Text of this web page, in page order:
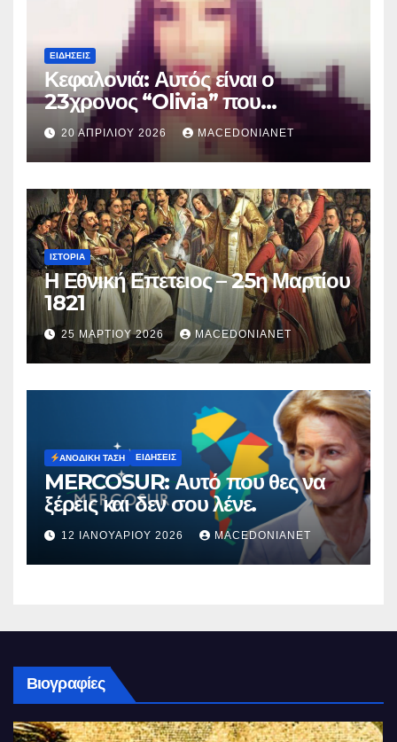
ΕΙΔΉΣΕΙΣ
Κεφαλονιά: Αυτός είναι ο
23χρονος “Olivia” που
κατηγορείται για τον θάνατο της
Μυρτούς
20 ΑΠΡΙΛΊΟΥ 2026 MACEDONIANET
ΙΣΤΟΡΊΑ
Η Εθνική Επετειος – 25η Μαρτίου
1821
25 ΜΑΡΤΊΟΥ 2026 MACEDONIANET
ΑΝΟΔΙΚΉ ΤΆΣΗ ΕΙΔΉΣΕΙΣ
MERCOSUR: Αυτό που θες να
ξέρεις και δεν σου λένε.
12 ΙΑΝΟΥΑΡΊΟΥ 2026 MACEDONIANET
Βιογραφίες